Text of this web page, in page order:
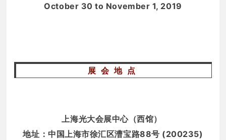
October 30 to November 1, 2019
展会地点
上海光大会展中心（西馆）
地址： 中国上海市徐汇区漕宝路88号 (200235)